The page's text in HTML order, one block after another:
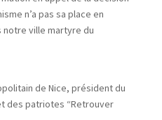
n’a pas sa place en
notre ville martyre du
de Nice, président du
des patriotes “Retrouver